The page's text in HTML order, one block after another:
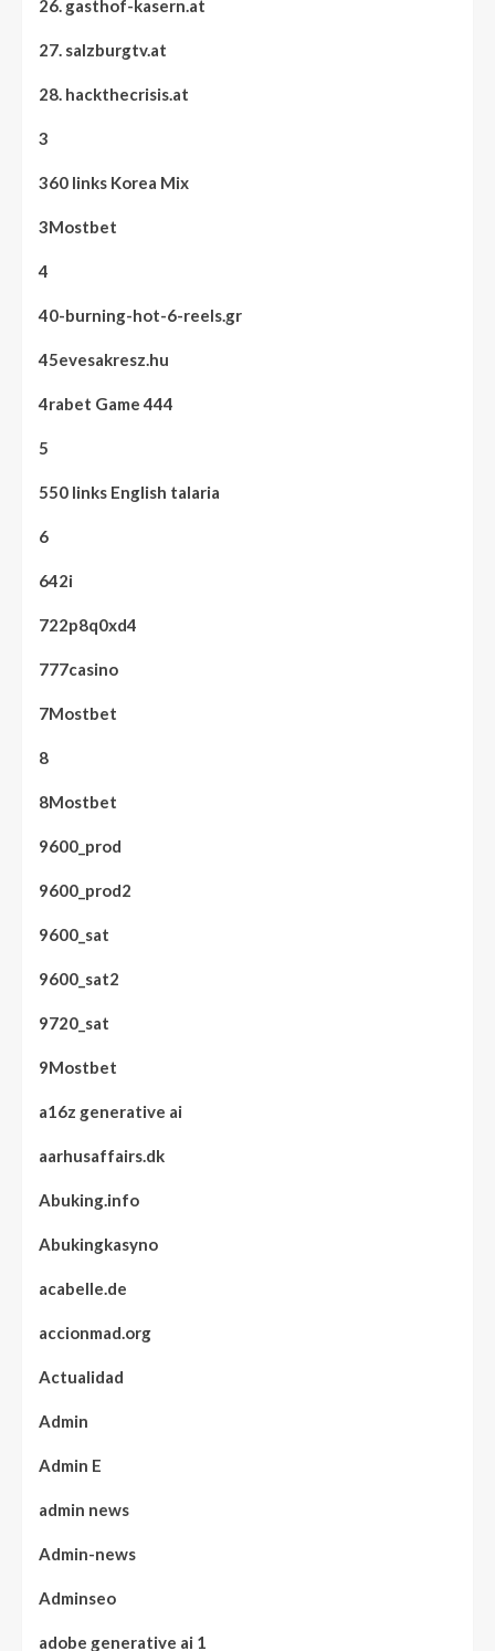
26. gasthof-kasern.at
27. salzburgtv.at
28. hackthecrisis.at
3
360 links Korea Mix
3Mostbet
4
40-burning-hot-6-reels.gr
45evesakresz.hu
4rabet Game 444
5
550 links English talaria
6
642i
722p8q0xd4
777casino
7Mostbet
8
8Mostbet
9600_prod
9600_prod2
9600_sat
9600_sat2
9720_sat
9Mostbet
a16z generative ai
aarhusaffairs.dk
Abuking.info
Abukingkasyno
acabelle.de
accionmad.org
Actualidad
Admin
Admin E
admin news
Admin-news
Adminseo
adobe generative ai 1